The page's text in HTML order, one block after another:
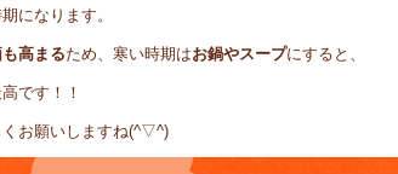
になります。
高まるため、寒い時期はお鍋やスープにすると、
です！！
お願いしますね(^▽^)